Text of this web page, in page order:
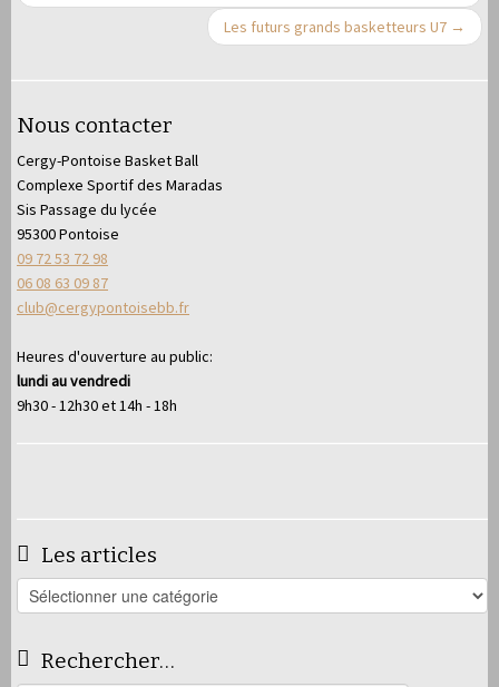
Les futurs grands basketteurs U7 →
Nous contacter
Cergy-Pontoise Basket Ball
Complexe Sportif des Maradas
Sis Passage du lycée
95300 Pontoise
09 72 53 72 98
06 08 63 09 87
club@cergypontoisebb.fr
Heures d'ouverture au public:
lundi au vendredi
9h30 - 12h30 et 14h - 18h
Les articles
Les
articles
Rechercher…